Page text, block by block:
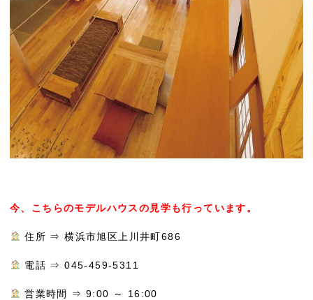
今、こちらのモデルハウスの見学も行っています。
住所 ⇒ 横浜市旭区上川井町686
電話 ⇒ 045-459-5311
営業時間 ⇒ 9:00 ～ 16:00